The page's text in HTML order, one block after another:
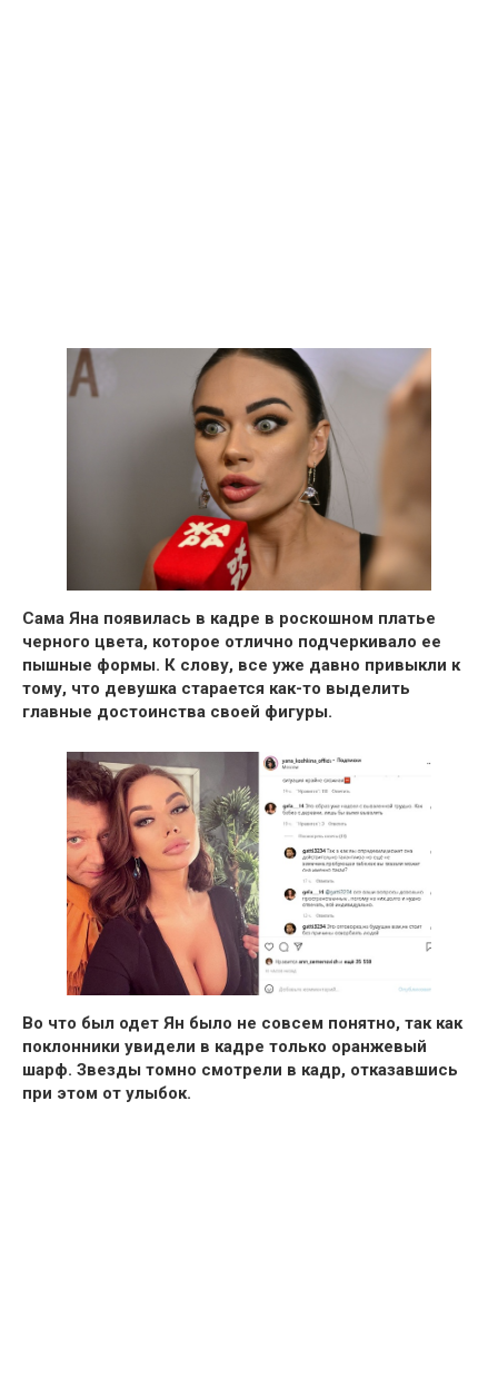
Сама Яна появилась в кадре в роскошном платье
черного цвета, которое отлично подчеркивало ее
пышные формы. К слову, все уже давно привыкли к
тому, что девушка старается как-то выделить
главные достоинства своей фигуры.
Во что был одет Ян было не совсем понятно, так как
поклонники увидели в кадре только оранжевый
шарф. Звезды томно смотрели в кадр, отказавшись
при этом от улыбок.